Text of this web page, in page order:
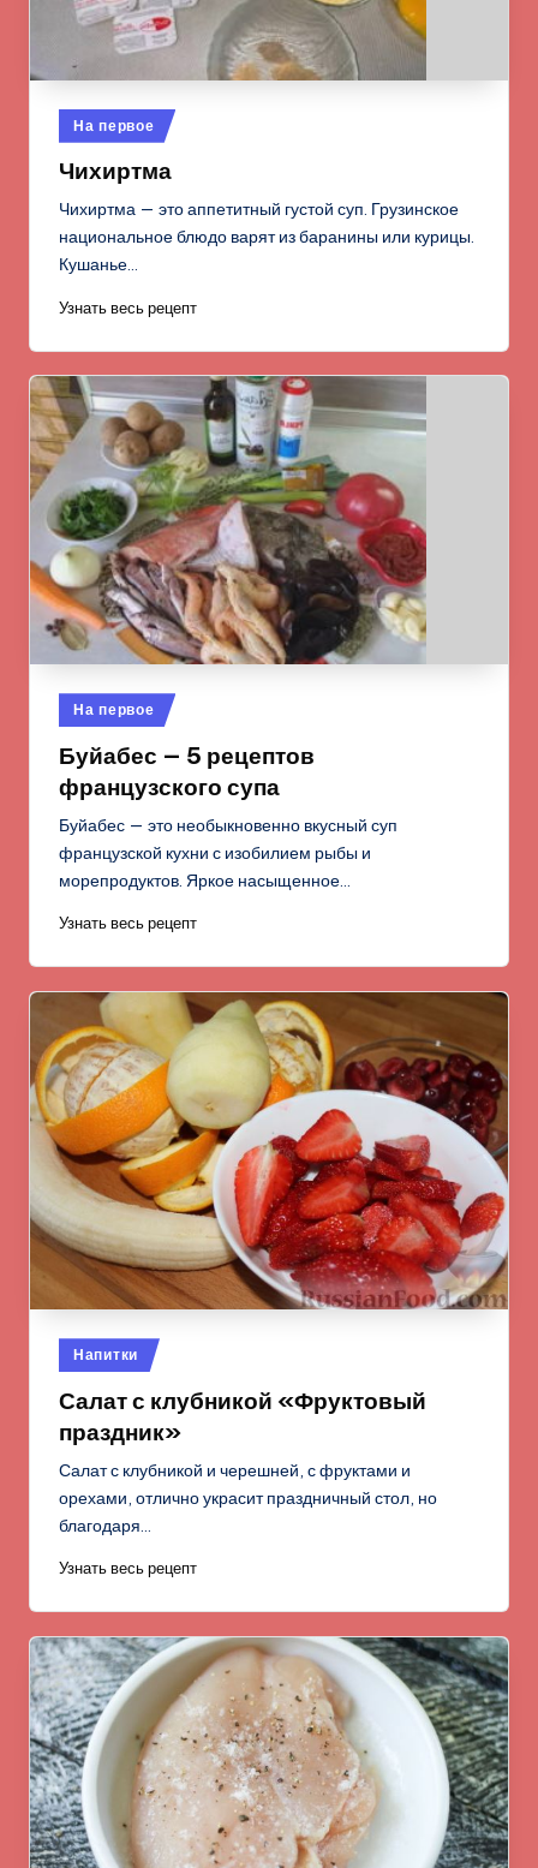
Опубликовано
в
На первое
Чихиртма
Чихиртма — это аппетитный густой суп. Грузинское
национальное блюдо варят из баранины или курицы.
Кушанье…
Узнать весь рецепт
Опубликовано
в
На первое
Буйабес — 5 рецептов
французского супа
Буйабес — это необыкновенно вкусный суп
французской кухни с изобилием рыбы и
морепродуктов. Яркое насыщенное…
Узнать весь рецепт
Опубликовано
в
Напитки
Салат с клубникой «Фруктовый
праздник»
Салат с клубникой и черешней, с фруктами и
орехами, отлично украсит праздничный стол, но
благодаря…
Узнать весь рецепт